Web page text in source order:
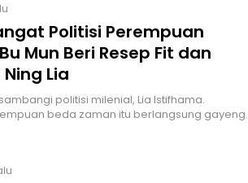
Politisi Perempuan
Mun Beri Resep Fit dan
Lia
politisi milenial, Lia Istifhama.
beda zaman itu berlangsung gayeng.